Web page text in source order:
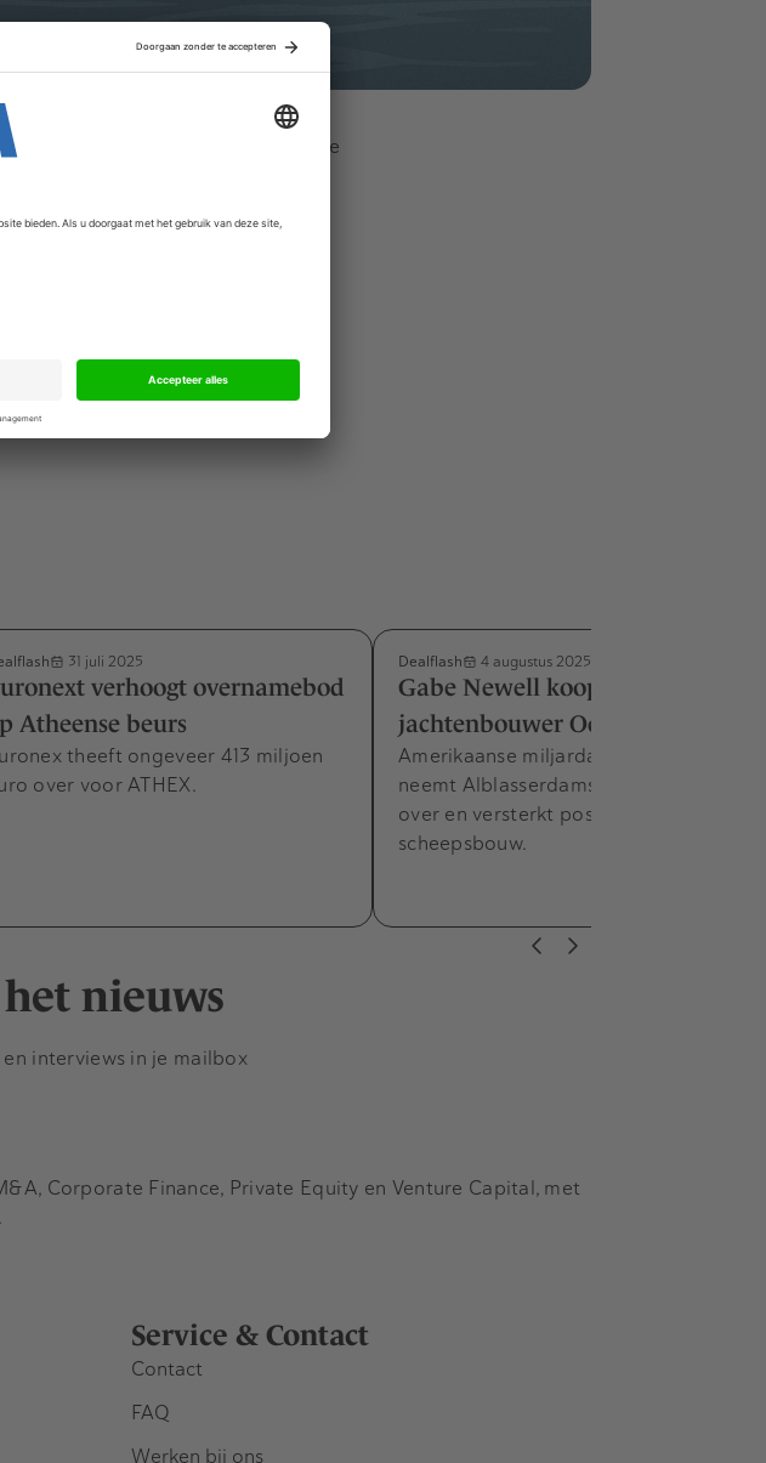
Life, was al klant bij Oceanco. De
onderstreept de
Oceanco, opgericht in 1987,
voor onder andere Jeff
en mogelijk nieuwe
31 juli 2025
verhoogt overnamebod
Atheense beurs
theeft ongeveer 413 miljoen
over voor ATHEX.
Dealflash 4 augustus 2025
Gabe Newell koopt
jachtenbouwer Oceanco
Amerikaanse miljardair Gabe Newell
neemt Alblasserdamse jachtenbouwer
over en versterkt positie in high-end
scheepsbouw.
nieuws
interviews in je mailbox
Service & Contact
Contact
FAQ
Werken bij ons
Corporate Finance, Private Equity en Venture Capital, met